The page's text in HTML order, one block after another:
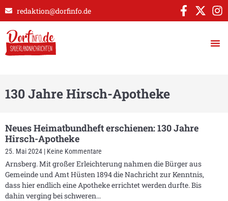
redaktion@dorfinfo.de
130 Jahre Hirsch-Apotheke
Neues Heimatbundheft erschienen: 130 Jahre
Hirsch-Apotheke
25. Mai 2024 Keine Kommentare
Arnsberg. Mit großer Erleichterung nahmen die Bürger aus
Gemeinde und Amt Hüsten 1894 die Nachricht zur Kenntnis,
dass hier endlich eine Apotheke errichtet werden durfte. Bis
dahin verging bei schweren